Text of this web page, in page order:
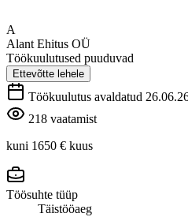
A
Alant Ehitus OÜ
Töökuulutused puuduvad
Ettevõtte lehele
Töökuulutus avaldatud
218 vaatamist
kuni 1650 € kuus
Töösuhte tüüp
Täistööaeg